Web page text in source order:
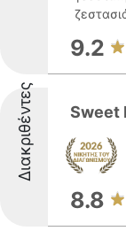
9.2
Διακριθέντες Sweet
8.8